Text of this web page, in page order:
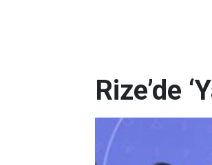
Rize’de